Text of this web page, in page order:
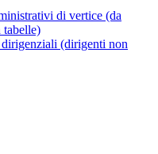
di vertice (da
tabelle)
(dirigenti non